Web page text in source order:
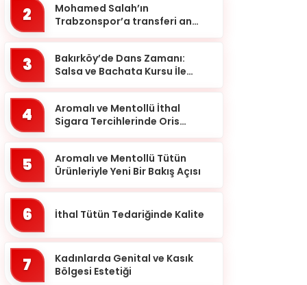
2
Mohamed Salah’ın
Trabzonspor’a transferi an
3
Bakırköy’de Dans Zamanı:
Salsa ve Bachata Kursu İle
4
Aromalı ve Mentollü İthal
Sigara Tercihlerinde Oris
5
Aromalı ve Mentollü Tütün
Ürünleriyle Yeni Bir Bakış Açısı
6 İthal Tütün Tedariğinde Kalite
7
Kadınlarda Genital ve Kasık
Bölgesi Estetiği
Antalya
Ardahan
Artvin
Aydın
Balıkesir
Bartın
Batman
Bayburt
Bilecik
Bingöl
Bitlis
Bolu